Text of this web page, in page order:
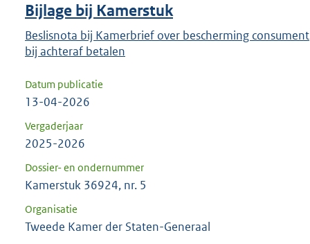
Bijlage bij Kamerstuk
Beslisnota bij Kamerbrief over bescherming consument
bij achteraf betalen
Datum publicatie
13-04-2026
Vergaderjaar
2025-2026
Dossier- en ondernummer
Kamerstuk 36924, nr. 5
Organisatie
Tweede Kamer der Staten-Generaal